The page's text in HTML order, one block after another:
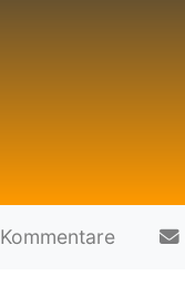
Kommentare